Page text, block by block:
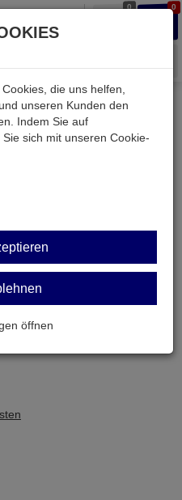
0 0
Werkstatt
KS=2 KL=
die uns helfen,
unseren Kunden den
Indem Sie auf
sich mit unseren Cookie-
öffnen